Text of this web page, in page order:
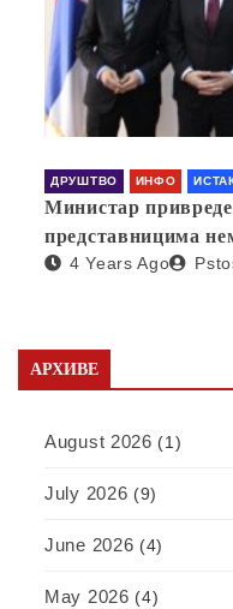
ДРУШТВО ИНФО
Министар
представницима
отварању фабрике
4 Years Ago
АРХИВЕ
August 2026 (1)
July 2026 (9)
June 2026 (4)
May 2026 (4)